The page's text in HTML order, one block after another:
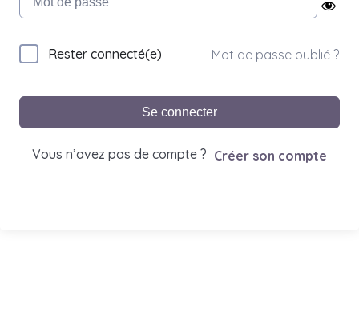
Rester connecté(e) Mot de passe oublié ?
Se connecter
Vous n’avez pas de compte ? Créer son compte